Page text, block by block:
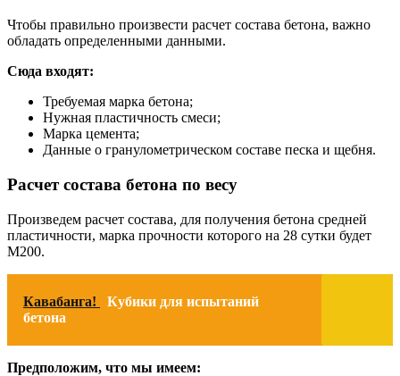
Чтобы правильно произвести расчет состава бетона, важно
обладать определенными данными.
Сюда входят:
Требуемая марка бетона;
Нужная пластичность смеси;
Марка цемента;
Данные о гранулометрическом составе песка и щебня.
Расчет состава бетона по весу
Произведем расчет состава, для получения бетона средней
пластичности, марка прочности которого на 28 сутки будет
М200.
Кавабанга!
Кубики для испытаний
бетона
Предположим, что мы имеем: